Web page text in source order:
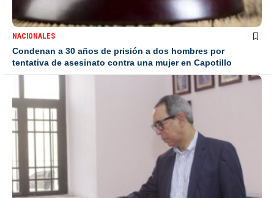
NACIONALES
Condenan a 30 años de prisión a dos hombres por
tentativa de asesinato contra una mujer en Capotillo